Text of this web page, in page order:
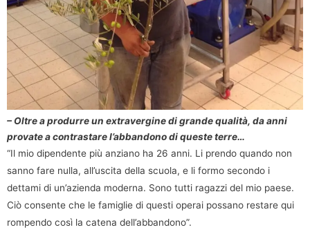
– Oltre a produrre un extravergine di grande qualità, da anni
provate a contrastare l’abbandono di queste terre…
“Il mio dipendente più anziano ha 26 anni. Li prendo quando non
sanno fare nulla, all’uscita della scuola, e li formo secondo i
dettami di un’azienda moderna. Sono tutti ragazzi del mio paese.
Ciò consente che le famiglie di questi operai possano restare qui
rompendo così la catena dell’abbandono”.